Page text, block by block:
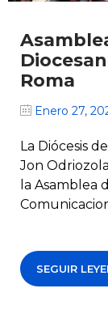
Roma
Enero 27,
La Diócesis
Jon
la Asamblea
SEGUIR